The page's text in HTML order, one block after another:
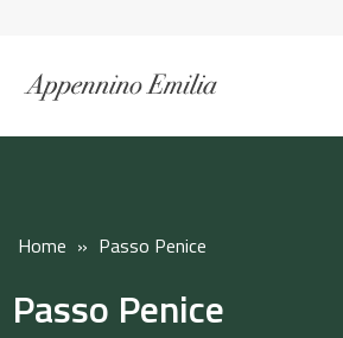
Home » Passo Penice
Passo Penice